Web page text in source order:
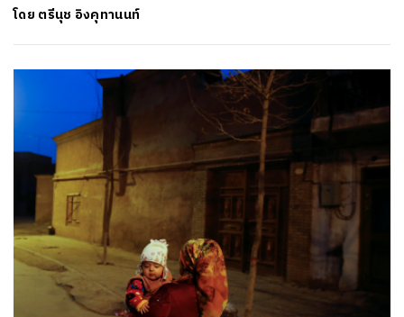
โดย ตรีนุช อิงคุทานนท์